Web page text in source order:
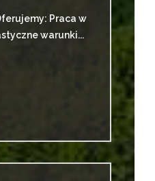
Praca w
warunki...